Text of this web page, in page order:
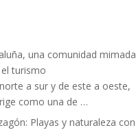
una comunidad mimada
turismo
a sur y de este a oeste,
como una de …
Playas y naturaleza con